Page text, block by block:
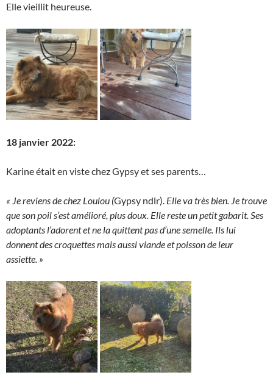
Elle vieillit heureuse.
18 janvier 2022:
Karine était en viste chez Gypsy et ses parents…
« Je reviens de chez Loulou (Gypsy ndlr). Elle va très bien. Je trouve
que son poil s’est amélioré, plus doux. Elle reste un petit gabarit. Ses
adoptants l’adorent et ne la quittent pas d’une semelle. Ils lui
donnent des croquettes mais aussi viande et poisson de leur
assiette. »